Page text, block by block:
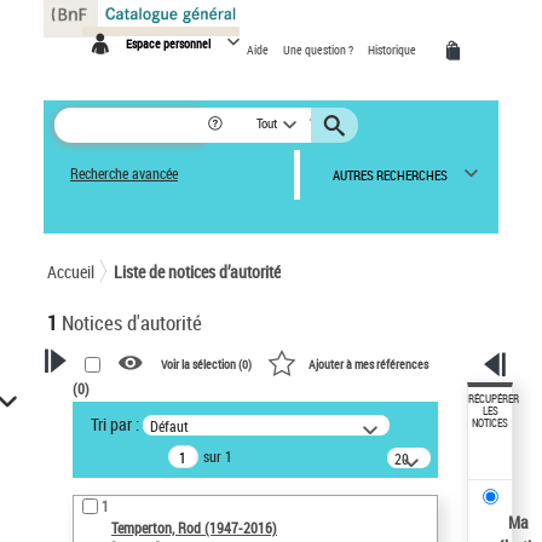
Espace personnel Aide Une question ? Historique
Tout
Recherche avancée AUTRES RECHERCHES
Accueil Liste de notices d’autorité
1 Notices d'autorité
VOTRE RECHERCHE
Recherche avancée dans les
notices d’autorité
Œuvres liées à l'auteur :
Temperton, Rod (1947-2016)
Voir la sélection (0) Ajouter à mes références
(0)
Tri par : Défaut
sur 1
20
résultats/page
1
Temperton, Rod (1947-2016)
RÉCUPÉRER
LES
NOTICES
Ma
Panneau de gestion des cookies